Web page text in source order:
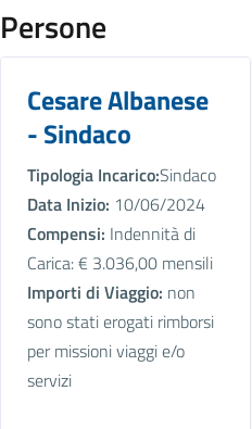
Persone
Cesare Albanese
- Sindaco
Tipologia Incarico:Sindaco
Data Inizio: 10/06/2024
Compensi: Indennità di
Carica: € 3.036,00 mensili
Importi di Viaggio: non
sono stati erogati rimborsi
per missioni viaggi e/o
servizi